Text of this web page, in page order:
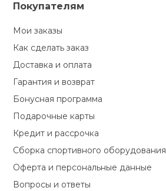
Покупателям
Мои заказы
Как сделать заказ
Доставка и оплата
Гарантия и возврат
Бонусная программа
Подарочные карты
Кредит и рассрочка
Сборка спортивного оборудования
Оферта и персональные данные
Вопросы и ответы